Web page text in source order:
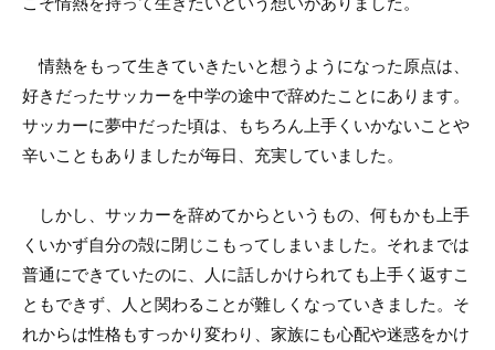
情熱をもって生きていきたいと想うようになった原点は、
好きだったサッカーを中学の途中で辞めたことにあります。
サッカーに夢中だった頃は、もちろん上手くいかないことや
辛いこともありましたが毎日、充実していました。
しかし、サッカーを辞めてからというもの、何もかも上手
くいかず自分の殻に閉じこもってしまいました。それまでは
普通にできていたのに、人に話しかけられても上手く返すこ
ともできず、人と関わることが難しくなっていきました。そ
れからは性格もすっかり変わり、家族にも心配や迷惑をかけ